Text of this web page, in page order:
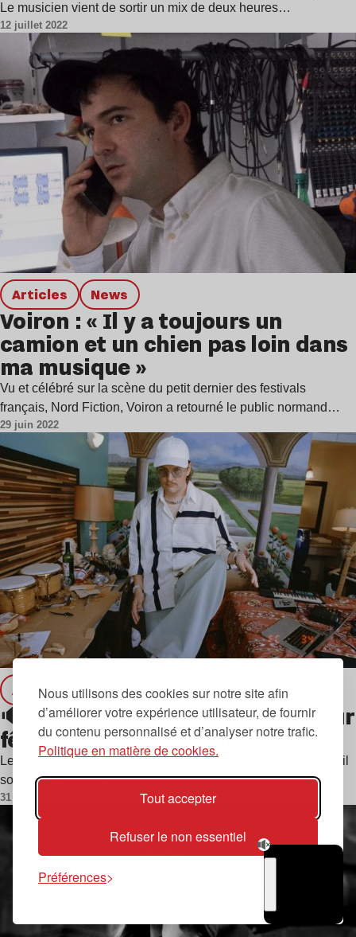
Nous utilisons des cookies sur notre site afin
d’améliorer votre expérience utilisateur, de fournir
du contenu personnalisé et d’analyser notre trafic.
Politique en matière de cookies.
Tout accepter
Refuser le non essentiel
Préférences
Le musicien vient de sortir un mix de deux heures…
12 juillet 2022
Articles news
Voiron : « Il y a toujours un
camion et un chien pas loin dans
ma musique »
Vu et célébré sur la scène du petit dernier des festivals
français, Nord Fiction, Voiron a retourné le public normand…
29 juin 2022
Articles news
🔊 En écoute : ce mix de Myd pour
fêter l’arrivée du printemps
Le printemps est là. Enfin il parait. Et peu importe que le Soleil
soit reparti ces jours çi : il…
31 mars 2022